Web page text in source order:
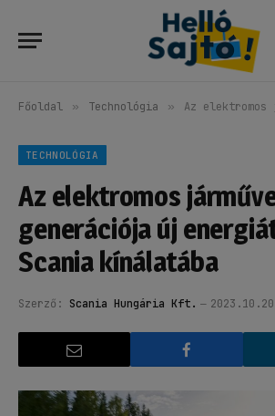
Főoldal » Technológia » Az elektromos járművek új
TECHNOLÓGIA
Az elektromos
generációja új
Scania kínálatába
Szerző: Scania Hungária Kft.